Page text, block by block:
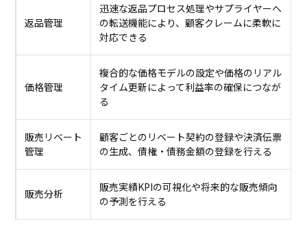
返品管理
迅速な返品プロセス処理やサプライヤーへ
の転送機能により、顧客クレームに柔軟に
対応できる
価格管理
複合的な価格モデルの設定や価格のリアル
タイム更新によって利益率の確保につなが
る
販売リベート
管理
顧客ごとのリベート契約の登録や決済伝票
の生成、債権・債務金額の登録を行える
販売分析
販売実績KPIの可視化や将来的な販売傾向
の予測を行える